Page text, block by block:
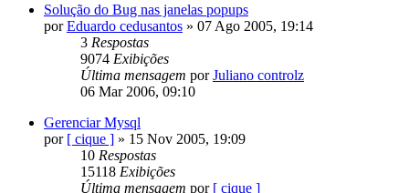
Solução do Bug nas janelas popups
porEduardo cedusantos » 07 Ago 2005, 19:14
3 Respostas
9074 Exibições
Última mensagem porJuliano controlz
06 Mar 2006, 09:10
Gerenciar Mysql
por [ cique ] » 15 Nov 2005, 19:09
10 Respostas
15118 Exibições
Última mensagem por [ cique ]